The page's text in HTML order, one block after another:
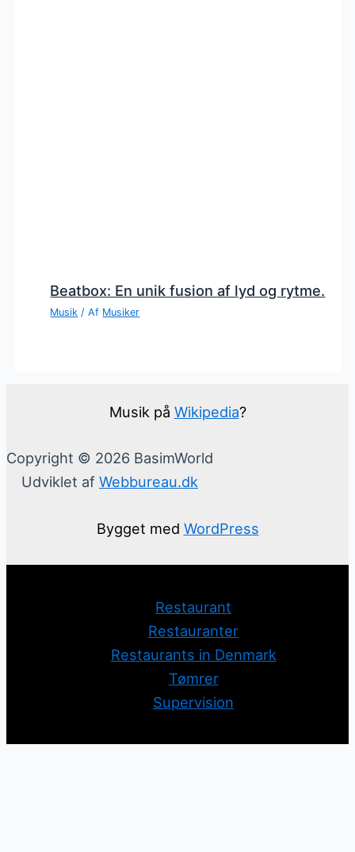
Beatbox: En unik fusion af lyd og rytme.
Musik / Af Musiker
Musik på Wikipedia?
Copyright © 2026 BasimWorld
Udviklet af Webbureau.dk
Bygget med WordPress
Restaurant
Restauranter
Restaurants in Denmark
Tømrer
Supervision